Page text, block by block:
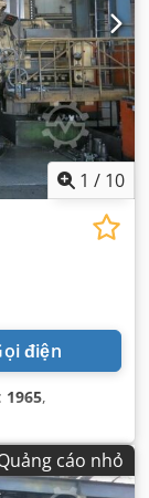
1 / 10
điện
1965,
cáo nhỏ